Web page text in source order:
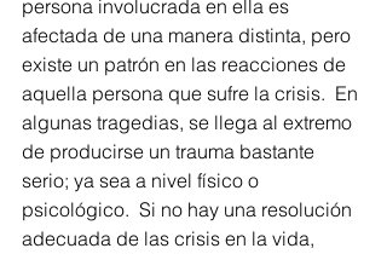
persona involucrada en ella es
afectada de una manera distinta, pero
existe un patrón en las reacciones de
aquella persona que sufre la crisis.  En
algunas tragedias, se llega al extremo
de producirse un trauma bastante
serio; ya sea a nivel físico o
psicológico.  Si no hay una resolución
adecuada de las crisis en la vida,